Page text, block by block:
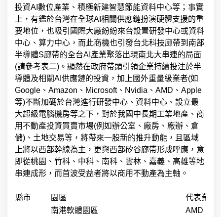
投資AI數位產業、積極新建智慧節能資料中心等；事實
上，有鑑於台灣在全球AI相關供應鏈扮演硬體支援的重
要地位，也吸引國際大廠紛紛來台設置研發中心或資料
中心、算力中心，而此商機也引發台北科技廊帶到南部
半導體S廊帶的全台AI產業聚落出現南北大串連的局面
(請參考表二)。顯然在政府帶頭引領企業持續投注於半
導體及相關AI供應鏈的投資，加上國外重量級業者(如
Google、Amazon、Microsoft、Nvidia、AMD、Apple
等)不斷加碼於台灣進行研發中心、資料中心、設立最
大超級電腦機房等之下，對於我國中長期工業地產、商
用不動產投資買賣市場(例如辦公室、廠房、廠辦、倉
儲)、土地交易等，將帶來一股新的推升動能，且區域
上將以西部幹線為主，更與西部矽谷廊帶形成呼應，意
即從桃園、竹科、中科、南科、雲林、嘉義、高雄等地
串連成形，而首波受益者將以商用不動產為主軸。
縣市 園區
代表業者
南港軟體園區
AMD、盛